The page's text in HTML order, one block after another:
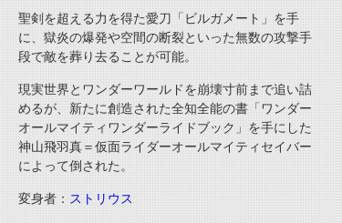
聖剣を超える力を得た愛刀「ビルガメート」を手
に、獄炎の爆発や空間の断裂といった無数の攻撃手
段で敵を葬り去ることが可能。
現実世界とワンダーワールドを崩壊寸前まで追い詰
めるが、新たに創造された全知全能の書「ワンダー
オールマイティワンダーライドブック」を手にした
神山飛羽真＝仮面ライダーオールマイティセイバー
によって倒された。
変身者： ストリウス